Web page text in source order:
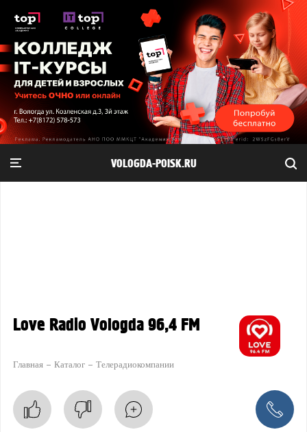
VOLOGDA-POISK.RU
Love Radio Vologda 96,4 FM
Главная Каталог Телерадиокомпании